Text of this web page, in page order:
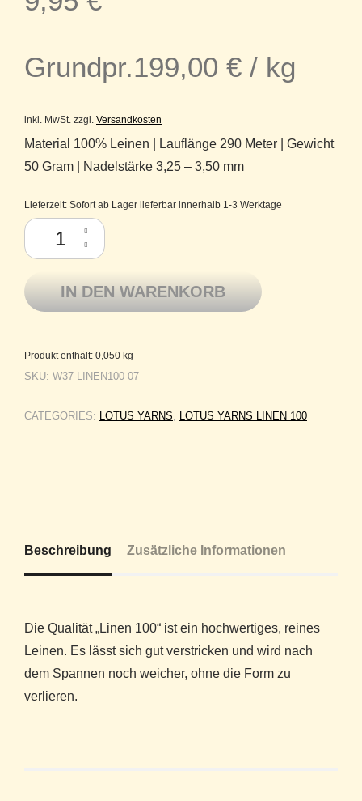
Grundpr.199,00 € / kg
inkl. MwSt. zzgl. Versandkosten
Material 100% Leinen | Lauflänge 290 Meter | Gewicht
50 Gram | Nadelstärke 3,25 – 3,50 mm
Lieferzeit: Sofort ab Lager lieferbar innerhalb 1-3 Werktage
Linen 100 Lotus Yarns reines Leinen Fb. 07 Flint Grey Menge
IN DEN WARENKORB
Produkt enthält: 0,050 kg
SKU: W37-LINEN100-07
CATEGORIES: LOTUS YARNS LOTUS YARNS LINEN 100
Beschreibung Zusätzliche Informationen
Die Qualität „Linen 100“ ist ein hochwertiges, reines
Leinen. Es lässt sich gut verstricken und wird nach
dem Spannen noch weicher, ohne die Form zu
verlieren.